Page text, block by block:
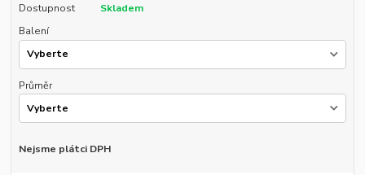
Dostupnost
Skladem
Balení
Průměr
Nejsme plátci DPH